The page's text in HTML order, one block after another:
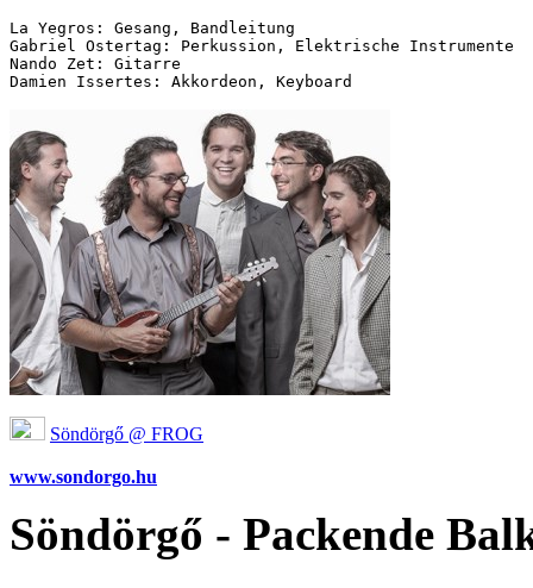
La Yegros: Gesang, Bandleitung
Gabriel Ostertag: Perkussion, Elektrische Instrumente
Nando Zet: Gitarre
Söndörgő @ FROG
www.sondorgo.hu
Söndörgő - Packende